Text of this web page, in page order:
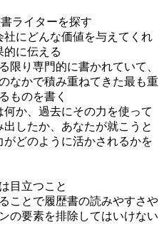
ライターを探す
にどんな価値を与えてくれ
的に伝える
限り専門的に書かれていて、
なかで積み重ねてきた最も重
ものを書く
か、過去にその力を使って
したか、あなたが就こうと
がどのように活かされるかを
目立つこと
ことで履歴書の読みやすさや
の要素を排除してはいけない